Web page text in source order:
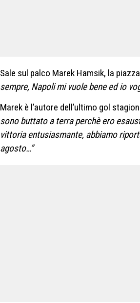
Sale sul palco Marek Hamsik, la
sempre, Napoli mi vuole bene ed io
Marek è l’autore dell’ultimo gol
sono buttato a terra perchè ero
vittoria entusiasmante, abbiamo
agosto…”